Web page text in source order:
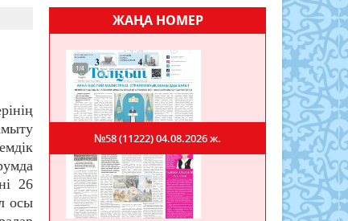
26
осы
ЖАҢА НОМЕР
№58 (11222)04.08.2026 ж.